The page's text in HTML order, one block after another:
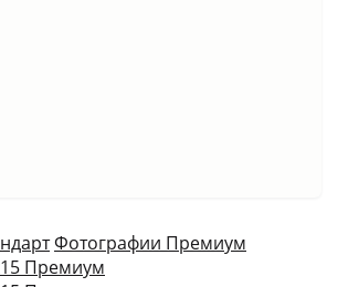
Фотографии Премиум
Премиум